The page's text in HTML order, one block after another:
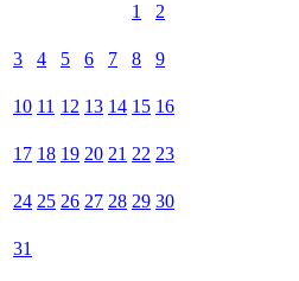
1
2
3 4 5 6 7 8 9
10 11 12 13 14 15 16
17 18 19 20 21 22 23
24 25 26 27 28 29 30
31